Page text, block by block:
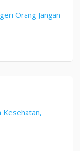
Orang Jangan
Kesehatan,